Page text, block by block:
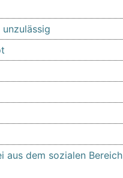
unzulässig
aus dem sozialen Bereich